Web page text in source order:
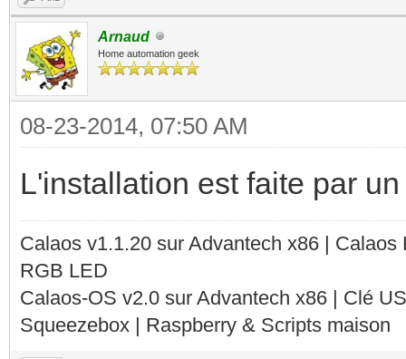
Arnaud
Home automation geek
08-23-2014, 07:50 AM
L'installation est faite par
Calaos v1.1.20 sur Advantech x86 |
RGB LED
Calaos-OS v2.0 sur Advantech x86 | Clé
Squeezebox | Raspberry & Scripts maison